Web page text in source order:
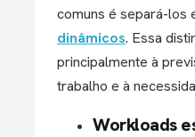
comuns é separá-los
dinâmicos. Essa
principalmente à
trabalho e à
Workloads